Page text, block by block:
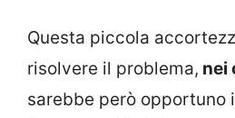
Questa piccola
risolvere il problema, nei
sarebbe però opportuno